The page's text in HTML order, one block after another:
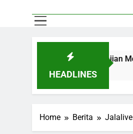
HEADLINES
Sajian Menarik Untuk
Home Berita